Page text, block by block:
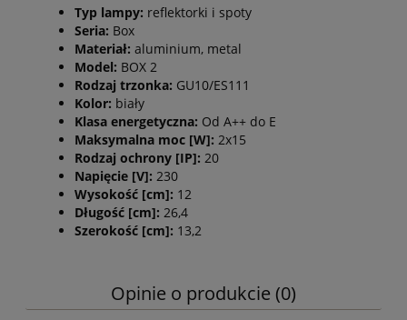
Typ lampy: reflektorki i spoty
Seria: Box
Materiał: aluminium, metal
Model: BOX 2
Rodzaj trzonka: GU10/ES111
Kolor: biały
Klasa energetyczna: Od A++ do E
Maksymalna moc [W]: 2x15
Rodzaj ochrony [IP]: 20
Napięcie [V]: 230
Wysokość [cm]: 12
Długość [cm]: 26,4
Szerokość [cm]: 13,2
Opinie o produkcie (0)